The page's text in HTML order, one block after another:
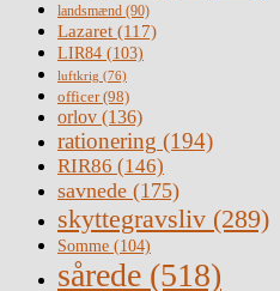
landsmænd (90)
Lazaret (117)
LIR84 (103)
luftkrig (76)
officer(98)
orlov (136)
rationering (194)
RIR86 (146)
savnede (175)
skyttegravsliv (289)
Somme (104)
sårede (518)